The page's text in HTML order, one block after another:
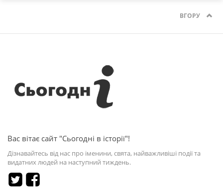
ВГОРУ
Вас вітає сайт "Сьогодні в історії"!
Дізнавайтесь від нас про іменини, свята, найважливіші події та
видатних людей на наступний тиждень.